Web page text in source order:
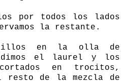
por todos los lados
la restante.
en la olla de
el laurel y los
en trocitos,
resto de la mezcla de